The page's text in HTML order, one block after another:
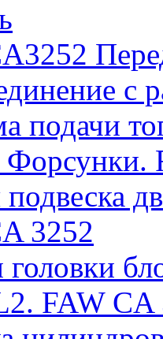
с
подачи
подвеска
3252
головки
FAW CA